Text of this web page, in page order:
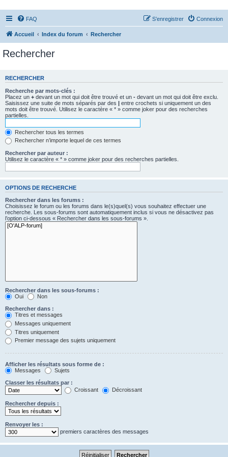
FAQ Connexion
S’enregistrer
Accueil Index du forum Rechercher
Rechercher
RECHERCHER
Recherche par mots-clés :
Placez un + devant un mot qui doit être trouvé et un - devant un mot qui doit être exclu.
Saisissez une suite de mots séparés par des | entre crochets si uniquement un des
mots doit être trouvé. Utilisez le caractère « * » comme joker pour des recherches
partielles.
Rechercher tous les termes
Rechercher n’importe lequel de ces termes
Rechercher par auteur :
Utilisez le caractère « * » comme joker pour des recherches partielles.
OPTIONS DE RECHERCHE
Rechercher dans les forums :
Choisissez le forum ou les forums dans le(s)quel(s) vous souhaitez effectuer une
recherche. Les sous-forums sont automatiquement inclus si vous ne désactivez pas
l’option ci-dessous « Rechercher dans les sous-forums ».
Rechercher dans les sous-forums :
Oui
Non
Rechercher dans :
Titres et messages
Messages uniquement
Titres uniquement
Premier message des sujets uniquement
Afficher les résultats sous forme de :
Messages
Sujets
Classer les résultats par :
Croissant
Décroissant
Rechercher depuis :
Renvoyer les :
premiers caractères des messages